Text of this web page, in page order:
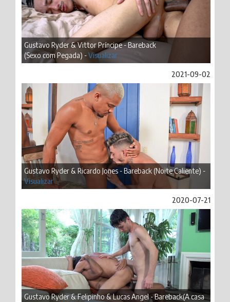
Gustavo Ryder & Vittor Príncipe - Bareback
(Sexo com Pegada) -Visualizar
2021-09-02
Gustavo Ryder & Ricardo Jones - Bareback (Noite Caliente) -
Visualizar
2020-07-21
Gustavo Ryder & Felipinho & Lucas Angel - Bareback(A casa